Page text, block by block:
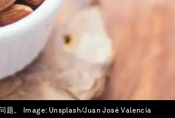
题。 Image: Unsplash/Juan José Valencia